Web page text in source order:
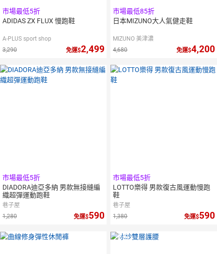
市場最低5折
ADIDAS ZX FLUX 慢跑鞋
A-PLUS sport shop
3,290
免運 2,499
市場最低85折
日本MIZUNO大人氣健走鞋
MIZUNO 美津濃
4,680
免運 4,200
市場最低5折
DIADORA迪亞多納 男款無接縫編
織超彈運動跑鞋
巷子屋
1,280
免運 590
市場最低5折
LOTTO樂得 男款復古風運動慢跑
鞋
巷子屋
1,380
免運 590
2倍